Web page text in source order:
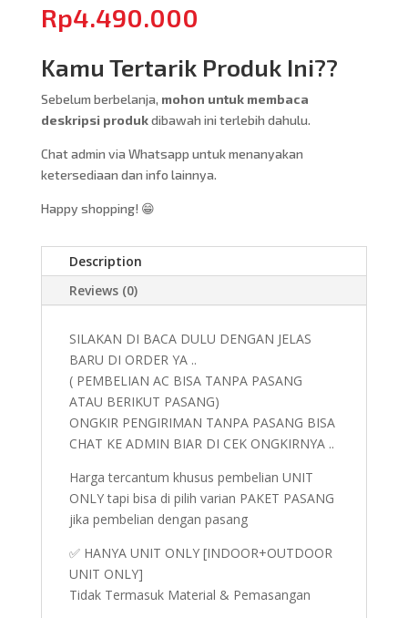
Rp4.490.000
Kamu Tertarik Produk Ini??
Sebelum berbelanja, mohon untuk membaca
deskripsi produkdibawah ini terlebih dahulu.
Chat admin via Whatsapp untuk menanyakan
ketersediaan dan info lainnya.
Happy shopping! 😁
Description
Reviews (0)
SILAKAN DI BACA DULU DENGAN JELAS
BARU DI ORDER YA ..
( PEMBELIAN AC BISA TANPA PASANG
ATAU BERIKUT PASANG)
ONGKIR PENGIRIMAN TANPA PASANG BISA
CHAT KE ADMIN BIAR DI CEK ONGKIRNYA ..
Harga tercantum khusus pembelian UNIT
ONLY tapi bisa di pilih varian PAKET PASANG
jika pembelian dengan pasang
✅ HANYA UNIT ONLY [INDOOR+OUTDOOR
UNIT ONLY]
Tidak Termasuk Material & Pemasangan